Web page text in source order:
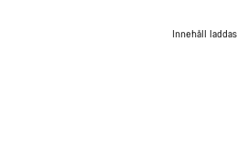
Innehåll laddas